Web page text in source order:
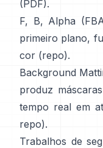
(PDF).
F, B, Alpha
primeiro plano,
cor (repo).
Background
produz
tempo real em
repo).
Trabalhos de